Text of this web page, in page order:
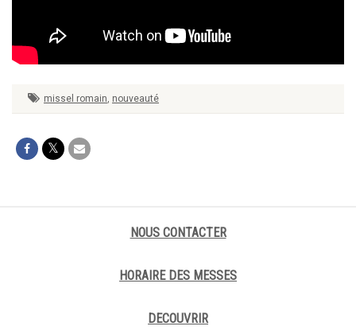
missel romain, nouveauté
NOUS CONTACTER
HORAIRE DES MESSES
DECOUVRIR